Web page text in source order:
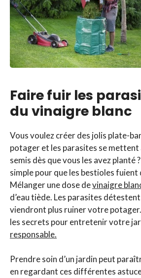
Faire fuir les
du vinaigre blanc
Vous voulez créer des jolis plate-
potager et les parasites se mettent
semis dès que vous les avez planté
simple pour que les bestioles
Mélanger une dose devinaigre
d’eau tiède. Les parasites
viendront plus ruiner votre
les secrets pour entretenir votre
responsable.
Prendre soin d’un jardin peut
en regardant ces différentes